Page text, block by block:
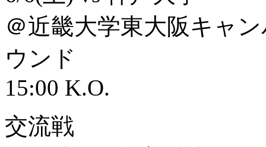
＠近畿大学東大阪キャ
ウンド
15:00 K.O.
交流戦